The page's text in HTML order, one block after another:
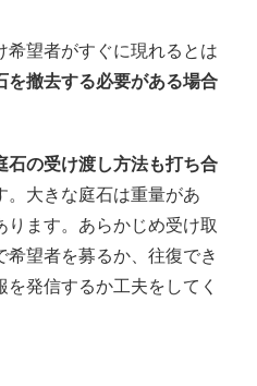
希望者がすぐに現れるとは
を撤去する必要がある場合
石の受け渡し方法も打ち合
。大きな庭石は重量があ
ります。あらかじめ受け取
希望者を募るか、往復でき
発信するか工夫をしてく